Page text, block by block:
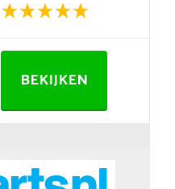
BEKIJKEN